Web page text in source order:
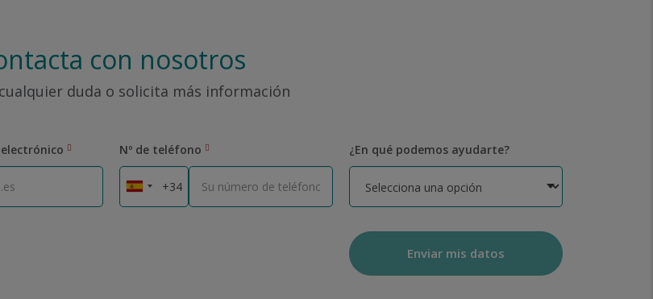
con nosotros
duda o solicita más información
Nº de teléfono ¿En qué podemos ayudarte?
Enviar mis datos